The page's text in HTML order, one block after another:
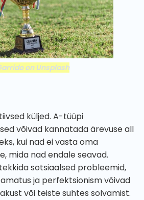
on Unsplash
küljed. A-tüüpi
võivad kannatada ärevuse all
kui nad ei vasta oma
mida nad endale seavad.
sotsiaalsed probleemid,
ja perfektsionism võivad
või teiste suhtes solvamist.